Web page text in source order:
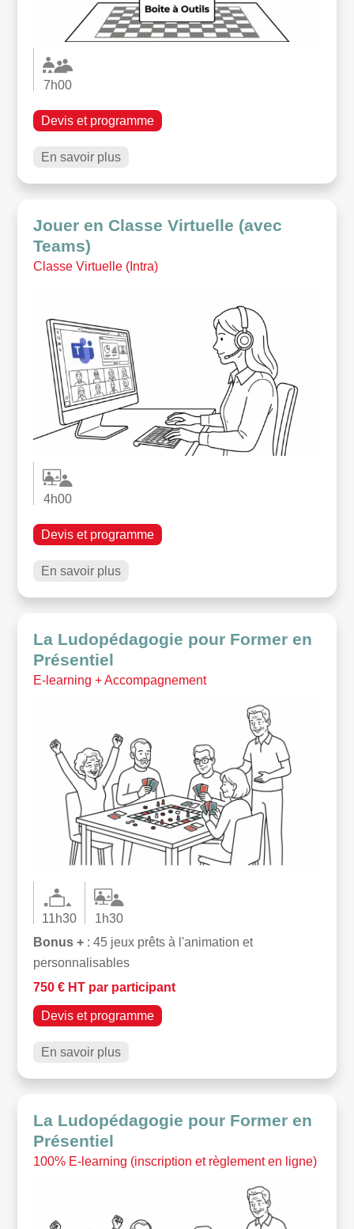
7h00
Devis et programme
En savoir plus
Jouer en Classe Virtuelle (avec
Teams)
Classe Virtuelle (Intra)
4h00
Devis et programme
En savoir plus
La Ludopédagogie pour Former en
Présentiel
E-learning + Accompagnement
11h30
1h30
Bonus + : 45 jeux prêts à l'animation et
personnalisables
750 € HT par participant
Devis et programme
En savoir plus
La Ludopédagogie pour Former en
Présentiel
100% E-learning (inscription et règlement en ligne)